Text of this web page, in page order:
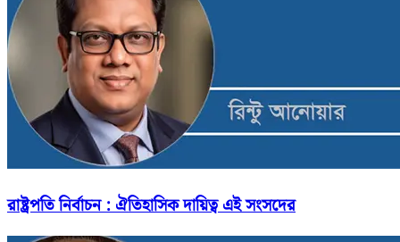
রাষ্ট্রপতি নির্বাচন : ঐতিহাসিক দায়িত্ব এই সংসদের